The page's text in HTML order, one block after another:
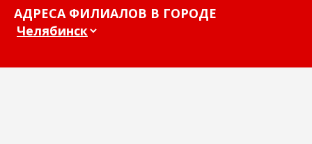
АДРЕСА ФИЛИАЛОВ В ГОРОДЕ